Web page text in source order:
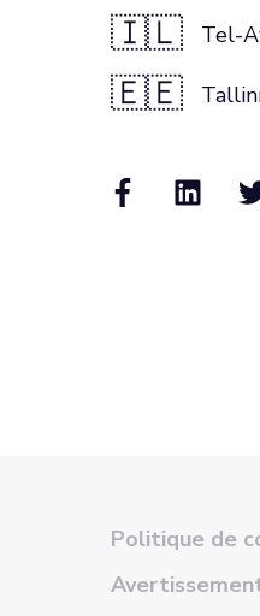
🇮🇱 Tel-
🇪🇪
Politique de